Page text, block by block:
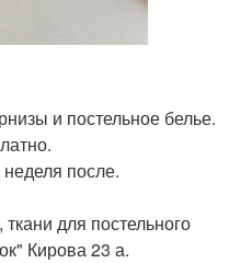
и постельное белье.
после.
для постельного
Кирова 23 а.